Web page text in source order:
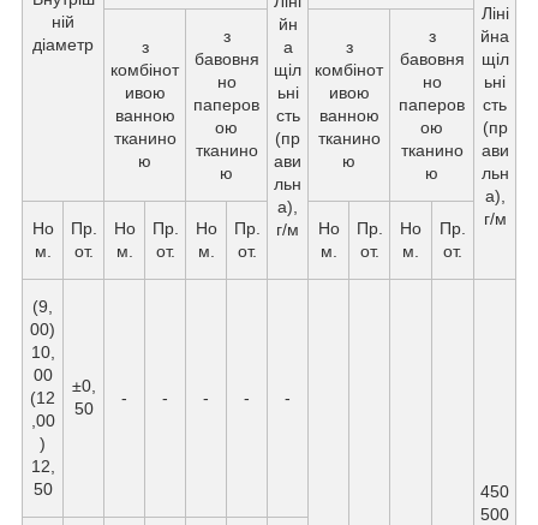
ній
діаметр
йн
а
щіл
ьні
сть
(пр
ави
льн
а),
г/м
Ліні
йна
щіл
ьні
сть
(пр
ави
льн
а),
г/м
з
комбінот
ивою
ванною
тканино
ю
з
бавовня
но
паперов
ою
тканино
ю
з
комбінот
ивою
ванною
тканино
ю
з
бавовня
но
паперов
ою
тканино
ю
Но
м.
Пр.
от.
Но
м.
Пр.
от.
Но
м.
Пр.
от.
Но
м.
Пр.
от.
Но
м.
Пр.
от.
(9,
00)
10,
00
(12
,00
)
12,
50
±0,
50
- - - - -
450
500